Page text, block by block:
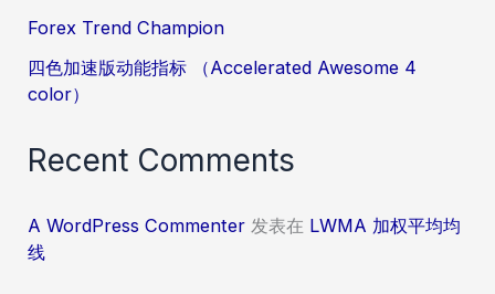
Forex Trend Champion
四色加速版动能指标 （Accelerated Awesome 4
color）
Recent Comments
A WordPress Commenter 发表在 LWMA 加权平均均
线